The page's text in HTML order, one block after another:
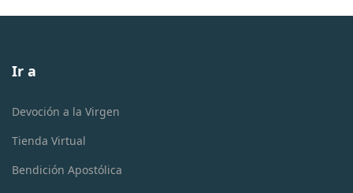
Ir a
Devoción a la Virgen
Tienda Virtual
Bendición Apostólica